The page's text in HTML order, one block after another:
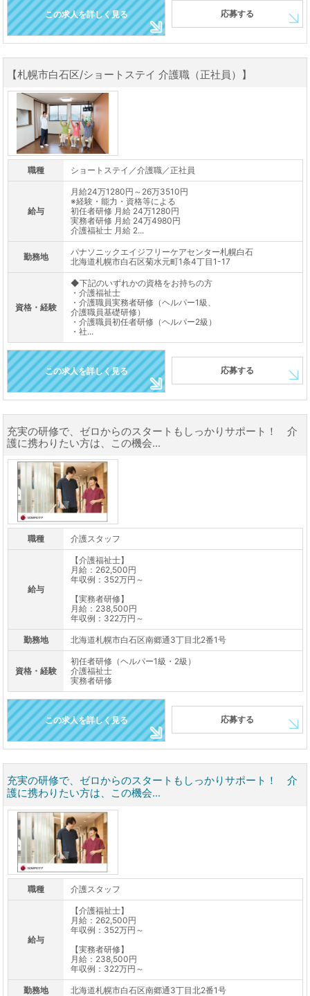
この求人を詳しく見る 応募する
【札幌市白石区/ショートステイ 介護職（正社員）】
職種 ショートステイ／介護職／正社員
給与
月給24万1280円～26万3510円
※経験・能力・資格等による
初任者研修 月給 24万1280円
実務者研修 月給 24万4980円
介護福祉士 月給 2...
勤務地
パナソニックエイジフリーケアセンター札幌白石
北海道札幌市白石区菊水元町1条4丁目1-17
資格・経験
◆下記のいずれかの資格をお持ちの方
・介護福祉士
・介護職員実務者研修（ヘルパー1級、
介護職員基礎研修）
・介護職員初任者研修（ヘルパー2級）
・社...
この求人を詳しく見る 応募する
充実の研修で、ゼロからのスタートもしっかりサポート！ 介
護に携わりたい方は、この機会...
職種 介護スタッフ
給与
【介護福祉士】
月給：262,500円
年収例：352万円～
【実務者研修】
月給：238,500円
年収例：322万円～
勤務地 北海道札幌市白石区南郷通3丁目北2番1号
資格・経験
初任者研修（ヘルパー1級・2級）
介護福祉士
実務者研修
この求人を詳しく見る 応募する
充実の研修で、ゼロからのスタートもしっかりサポート！ 介
護に携わりたい方は、この機会...
職種 介護スタッフ
給与
【介護福祉士】
月給：262,500円
年収例：352万円～
【実務者研修】
月給：238,500円
年収例：322万円～
勤務地 北海道札幌市白石区南郷通3丁目北2番1号